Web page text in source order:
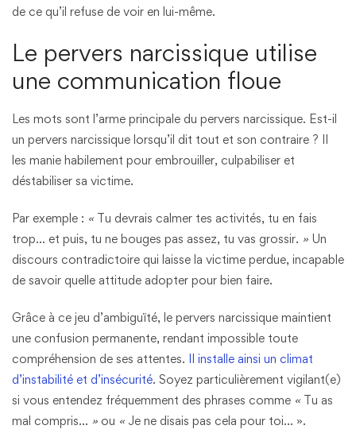
de ce qu’il refuse de voir en lui-même.
Le pervers narcissique utilise
une communication floue
Les mots sont l’arme principale du pervers narcissique. Est-il
un pervers narcissique lorsqu’il dit tout et son contraire ? Il
les manie habilement pour embrouiller, culpabiliser et
déstabiliser sa victime.
Par exemple : « Tu devrais calmer tes activités, tu en fais
trop… et puis, tu ne bouges pas assez, tu vas grossir. » Un
discours contradictoire qui laisse la victime perdue, incapable
de savoir quelle attitude adopter pour bien faire.
Grâce à ce jeu d’ambiguïté, le pervers narcissique maintient
une confusion permanente, rendant impossible toute
compréhension de ses attentes. Il installe ainsi un climat
d’instabilité et d’insécurité. Soyez particulièrement vigilant(e)
si vous entendez fréquemment des phrases comme « Tu as
mal compris… » ou « Je ne disais pas cela pour toi… ».